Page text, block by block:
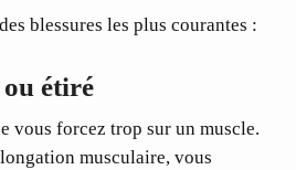
blessures les plus courantes :
étiré
vous forcez trop sur un muscle.
musculaire, vous